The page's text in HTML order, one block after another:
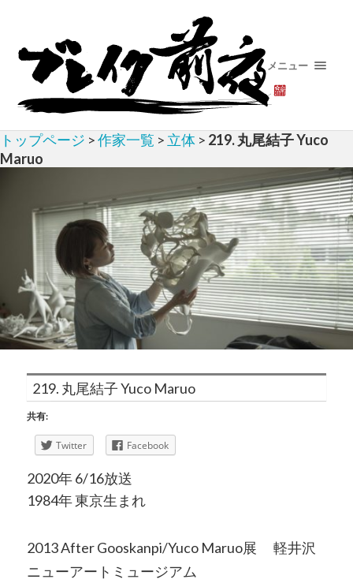
メニュー
トップページ >作家一覧 > 立体 > 219. 丸尾結子 Yuco
Maruo
219. 丸尾結子 Yuco Maruo
共有:
Twitter Facebook
2020年 6/16放送
1984年 東京生まれ
2013 After Gooskanpi/Yuco Maruo展 軽井沢
ニューアートミュージアム